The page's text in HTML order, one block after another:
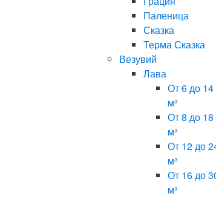
Паленица
Сказка
Терма Сказка
Везувий
Лава
От 6 до 14
м³
От 8 до 18
м³
От 12 до
м³
От 16 до
м³